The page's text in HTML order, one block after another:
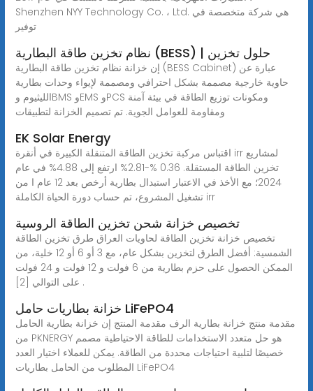
Shenzhen NYY Technology Co. ، Ltd. هي شركة متخصصة في
توفير
نظام تخزين طاقة البطارية (BESS) | حلول تخزين
إن خزانة نظام تخزين طاقة البطارية (BESS Cabinet) عبارة عن
حاوية خارجية مصممة بشكل احترافي ومصممة لإيواء وحدات بطارية
الليثيوم وBMS وEMS وPCS ومكونات توزيع الطاقة في بيئة آمنة
ومقاومة للعوامل الجوية. تم تصميم الخزانة لتطبيقات
EK Solar Energy
اقتباس مركبة تخزين الطاقة المتنقلة الكبيرة في أنقرة irr لمشاريع
تخزين الطاقة المستقلة. 0.36 %-2.81% ارتفع إلى 4.88% في عام
2024؛ مع الأخذ في الاعتبار استبدال بطارية أرخص بعد 12 عام ا من
تشغيل المشروع، تم حساب دورة الحياة الكاملة irr
تخصيص خزانة شحن تخزين الطاقة الروسية
تخصيص خزانة تخزين الطاقة لحاويات العراق طرق تخزين الطاقة
الشمسية: أفضل الطرق لتخزين بشكل عام، مع 3 أو 6 أو 12 خلية، من
الممكن الحصول على حزم بطارية من 6 فولت و 12 فولت و 24 فولت
على التوالي [2] .
خزانة بطاريات حامل LiFePO4
مقدمة منتج خزانة بطارية الرف مقدمة المنتج إن خزانة بطارية الحامل
من PKNERGY هو حل متعدد الاستخدامات للطاقة الاحتياطية مصمم
خصيصًا لتلبية احتياجات محددة من الطاقة. يمكن للعملاء اختيار العدد
المطلوب من الحامل بطاريات LiFePO4